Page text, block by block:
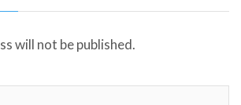
will not be published.